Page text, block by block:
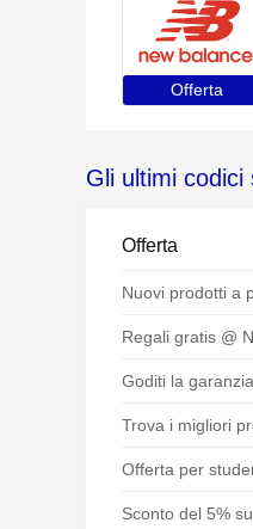
Offerta
Gli ultimi codici
Offerta
Nuovi prodotti a
Regali gratis @
Goditi la
Trova i migliori
Offerta per
Sconto del 5%